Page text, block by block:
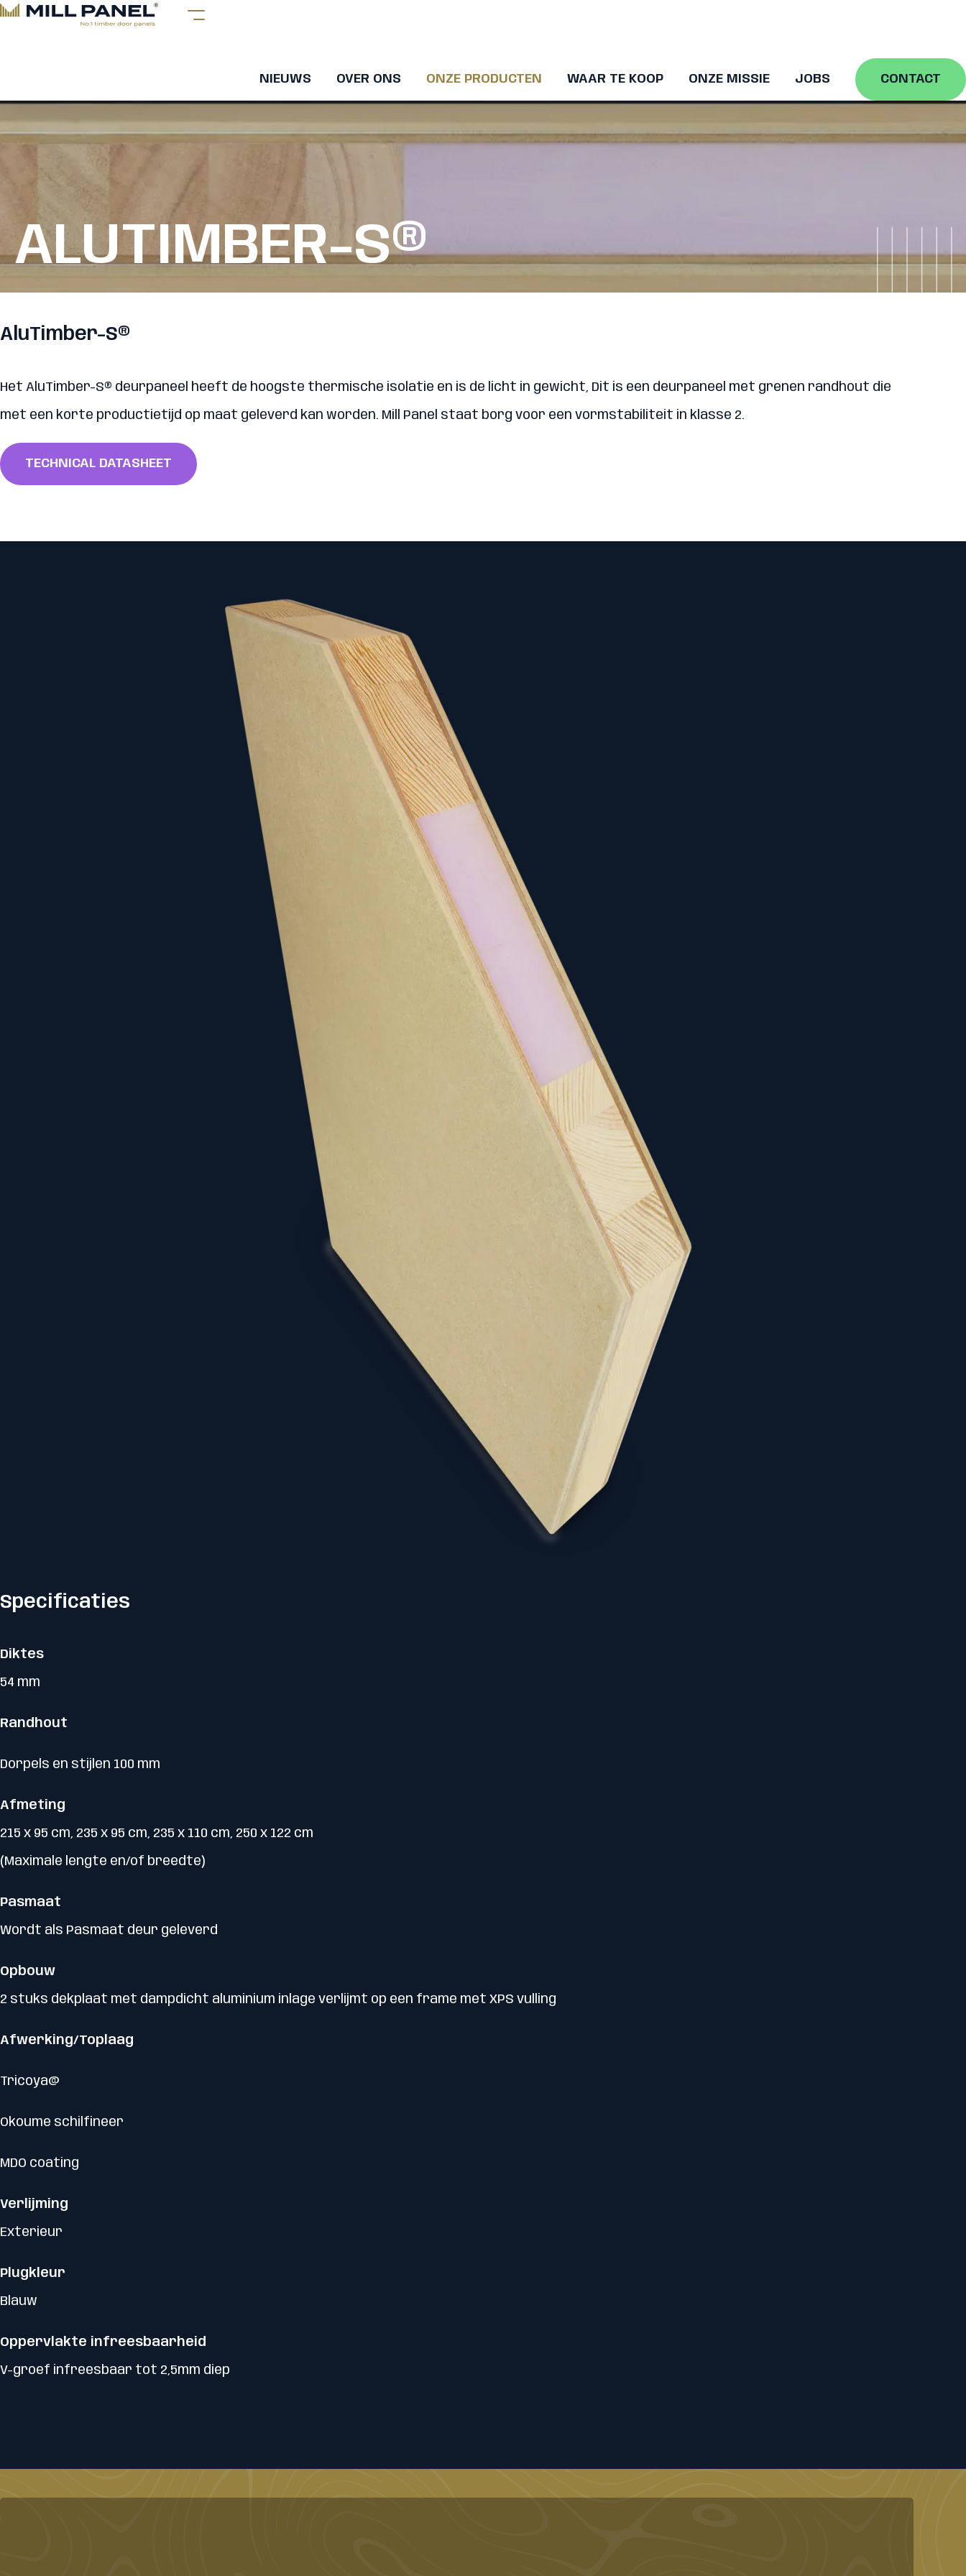
NIEUWS OVER ONS ONZE PRODUCTEN WAAR TE KOOP ONZE MISSIE JOBS CONTACT
ALUTIMBER-S®
AluTimber-S®
Het AluTimber-S® deurpaneel heeft de hoogste thermische isolatie en is de licht in gewicht, Dit is een deurpaneel met grenen randhout die
met een korte productietijd op maat geleverd kan worden. Mill Panel staat borg voor een vormstabiliteit in klasse 2.
TECHNICAL DATASHEET
Specificaties
Diktes
54 mm
Randhout
Dorpels en stijlen 100 mm
Afmeting
215 x 95 cm, 235 x 95 cm, 235 x 110 cm, 250 x 122 cm
(Maximale lengte en/of breedte)
Pasmaat
Wordt als Pasmaat deur geleverd
Opbouw
2 stuks dekplaat met dampdicht aluminium inlage verlijmt op een frame met XPS vulling
Afwerking/Toplaag
Tricoya@
Okoume schilfineer
MDO coating
Verlijming
Exterieur
Plugkleur
Blauw
Oppervlakte infreesbaarheid
V-groef infreesbaar tot 2,5mm diep